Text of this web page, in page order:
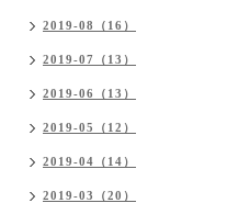
2019-08（16）
2019-07（13）
2019-06（13）
2019-05（12）
2019-04（14）
2019-03（20）